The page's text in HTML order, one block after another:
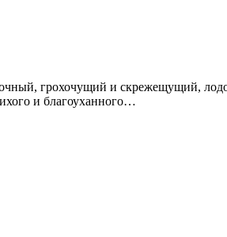
грохочущий и скрежещущий,
и благоуханного…